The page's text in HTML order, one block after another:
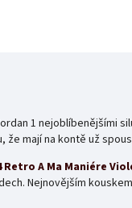
1 nejoblíbenějšími
mají na kontě už
Retro A Ma Maniére
Nejnovějším